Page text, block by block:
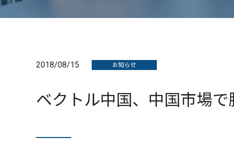
2018/08/15 お知らせ
ベクトル中国、中国市場